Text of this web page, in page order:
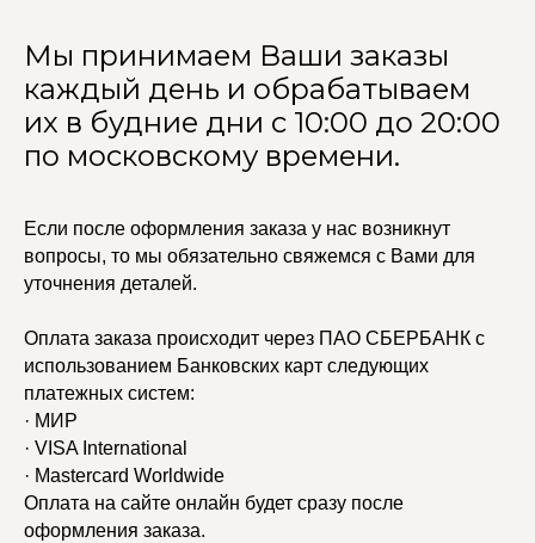
Мы принимаем Ваши заказы
каждый день и обрабатываем
их в будние дни с 10:00 до 20:00
по московскому времени.
Если после оформления заказа у нас возникнут
вопросы, то мы обязательно свяжемся с Вами для
уточнения деталей.
Оплата заказа происходит через ПАО СБЕРБАНК с
использованием Банковских карт следующих
платежных систем:
· МИР
· VISA International
· Mastercard Worldwide
Оплата на сайте онлайн будет сразу после
оформления заказа.